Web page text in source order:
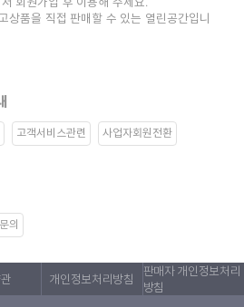
상품을 직접 판매할 수 있는 열린공간입니
고객서비스관련 사업자회원전환
의
개인정보처리방침
판매자 개인정보처리
방침